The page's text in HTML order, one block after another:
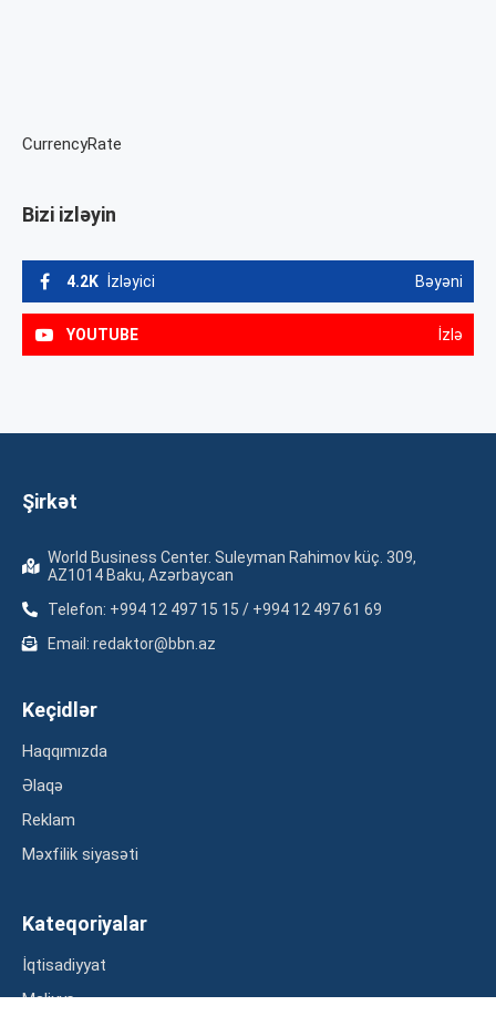
CurrencyRate
Bizi izləyin
4.2K İzləyici Bəyəni
YOUTUBE İzlə
Şirkət
World Business Center. Suleyman Rahimov küç. 309,
AZ1014 Baku, Azərbaycan
Telefon: +994 12 497 15 15 / +994 12 497 61 69
Email: redaktor@bbn.az
Keçidlər
Haqqımızda
Əlaqə
Reklam
Məxfilik siyasəti
Kateqoriyalar
İqtisadiyyat
Maliyyə